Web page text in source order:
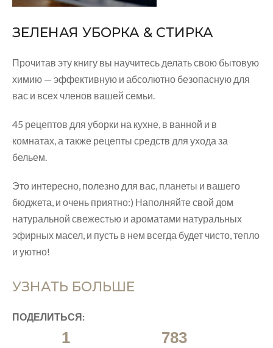
ЗЕЛЕНАЯ УБОРКА & СТИРКА
Прочитав эту книгу вы научитесь делать свою бытовую
химию — эффективную и абсолютно безопасную для
вас и всех членов вашей семьи.
45 рецептов для уборки на кухне, в ванной и в
комнатах, а также рецепты средств для ухода за
бельем.
Это интересно, полезно для вас, планеты и вашего
бюджета, и очень приятно:) Наполняйте свой дом
натуральной свежестью и ароматами натуральных
эфирных масел, и пусть в нем всегда будет чисто, тепло
и уютно!
УЗНАТЬ БОЛЬШЕ
ПОДЕЛИТЬСЯ:
1 783